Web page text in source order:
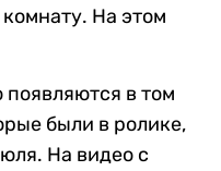
На этом
появляются в том
были в ролике,
На видео с